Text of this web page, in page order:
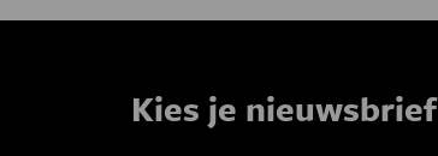
Kies je nieuwsbrief